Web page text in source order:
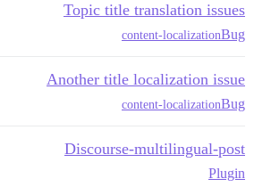
Topic title translation issues
Bug
content-localization
Another title localization issue
Bug
content-localization
Discourse-multilingual-post
Plugin